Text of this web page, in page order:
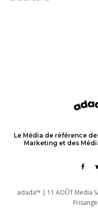
Le Média de référence
Marketing et des
adada™ | 11 AOÛT Media